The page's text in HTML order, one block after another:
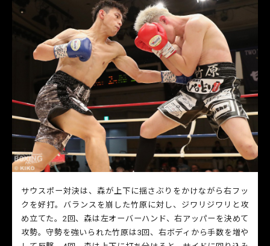
サウスポー対決は、森が上下に揺さぶりをかけながら右フッ
クを好打。バランスを崩した竹原に対し、ジワリジワリと攻
め立てた。2回、森は左オーバーハンド、右アッパーを決めて
攻勢。守勢を強いられた竹原は3回、右ボディから手数を増や